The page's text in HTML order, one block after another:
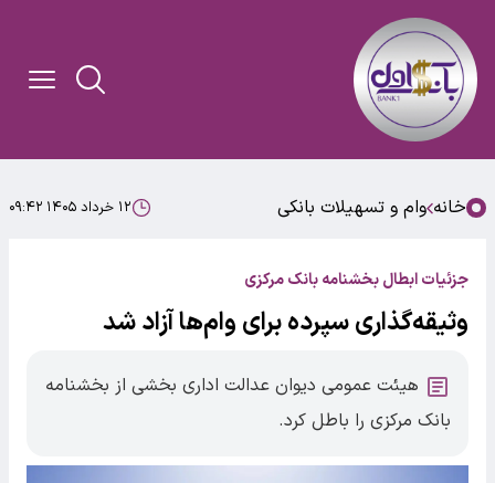
خانه وام و تسهیلات بانکی ۱۲ خرداد ۱۴۰۵ ۰۹:۴۲
جزئیات ابطال بخشنامه بانک مرکزی
وثیقه‌گذاری سپرده برای وام‌ها آزاد شد
هیئت عمومی دیوان عدالت اداری بخشی از بخشنامه
بانک مرکزی را باطل کرد.